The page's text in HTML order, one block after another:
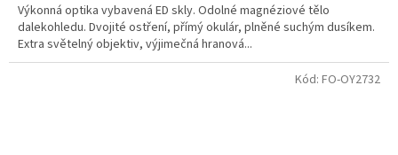
Výkonná optika vybavená ED skly. Odolné magnéziové tělo
dalekohledu. Dvojité ostření, přímý okulár, plněné suchým dusíkem.
Extra světelný objektiv, výjimečná hranová...
Kód: FO-OY2732